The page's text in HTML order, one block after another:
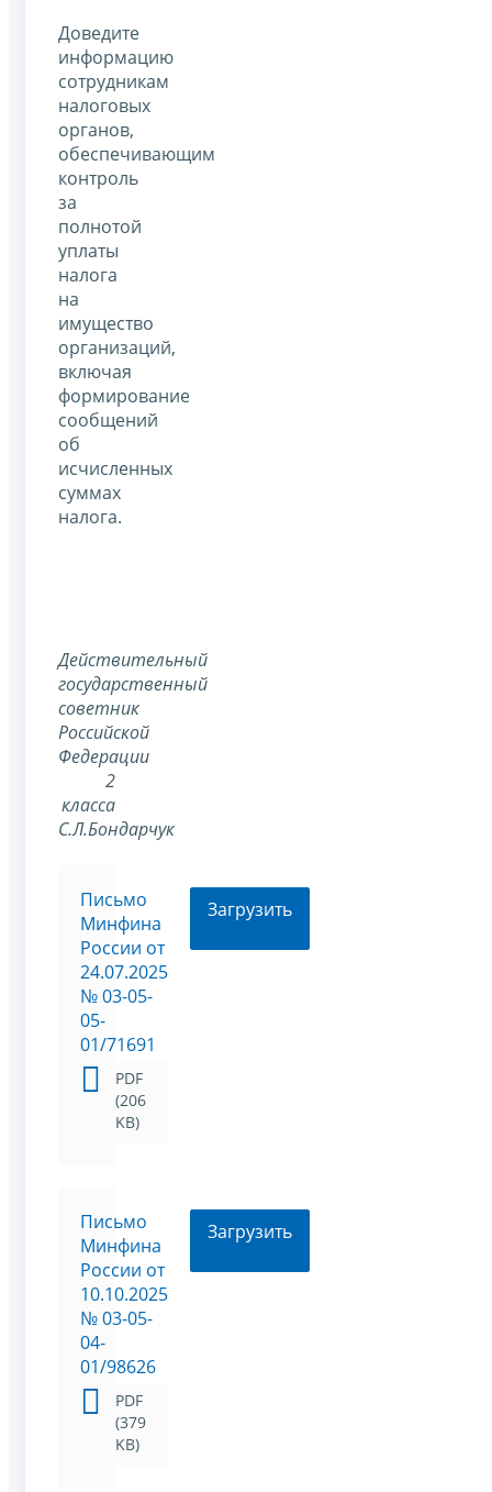
Доведите
информацию
сотрудникам
налоговых
органов,
обеспечивающим
контроль
за
полнотой
уплаты
налога
на
имущество
организаций,
включая
формирование
сообщений
об
исчисленных
суммах
налога.
Действительный
государственный
советник
Российской
Федерации
2
класса
С.Л.Бондарчук
Письмо
Минфина
России от
24.07.2025
№ 03-05-
05-
01/71691
PDF
(206
KB)
Загрузить
Письмо
Минфина
России от
10.10.2025
№ 03-05-
04-
01/98626
PDF
(379
KB)
Загрузить